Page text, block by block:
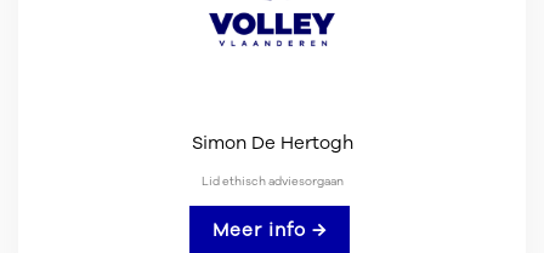
Simon De Hertogh
Lid ethisch adviesorgaan
Meer info →